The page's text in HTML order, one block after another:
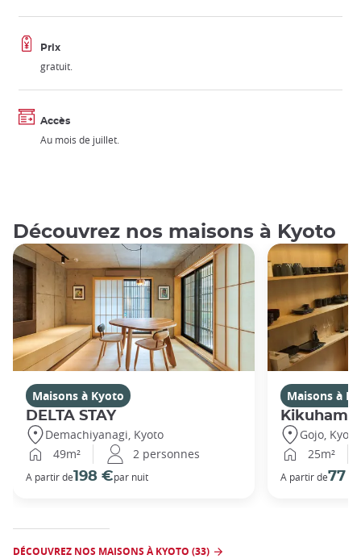
Prix
gratuit.
Accès
Au mois de juillet.
Découvrez nos maisons à Kyoto
Maisons à Kyoto
DELTA STAY
Demachiyanagi, Kyoto
49m²
2 personnes
A partir de198 €par nuit
Maisons à
Kikuhama
Gojo, Kyoto
25m²
A partir de77 €
DÉCOUVREZ NOS MAISONS À KYOTO (33)